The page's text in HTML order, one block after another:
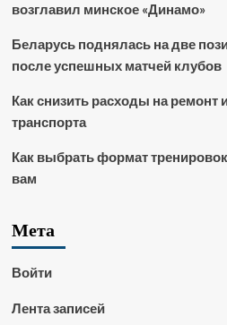
возглавил минское «Динамо»
Беларусь поднялась на две
после успешных матчей клубов
Как снизить расходы на ремонт
транспорта
Как выбрать формат
вам
Мета
Войти
Лента записей